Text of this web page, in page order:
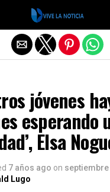
jóvenes
esperando
Elsa
7 años ago on septiembre
Lugo
Salir de la versión móvil